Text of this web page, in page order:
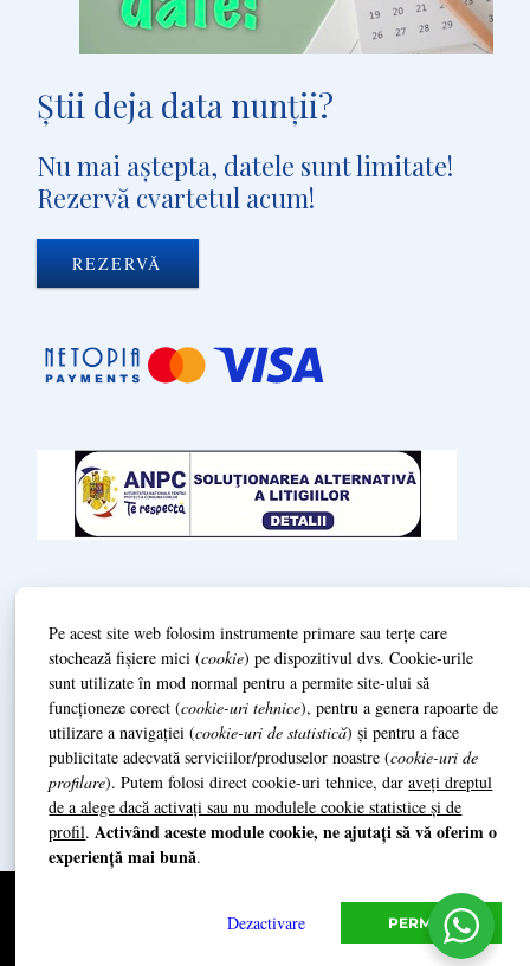
Ştii deja data nunţii?
Nu mai aştepta, datele sunt limitate!
Rezervă cvartetul acum!
REZERVĂ
Politică de Confidenționalitate (GDPR)
ivrare și prestarea serviciilor
Date de identificare / Impressum
Politica de Anulare și Despăgubiri
Grazioso Music SRL (+4)0740.014.939
Pe acest site web folosim instrumente primare sau terțe care
stochează fișiere mici (cookie) pe dispozitivul dvs. Cookie-urile
sunt utilizate în mod normal pentru a permite site-ului să
funcționeze corect (cookie-uri tehnice), pentru a genera rapoarte de
utilizare a navigației (cookie-uri de statistică) și pentru a face
publicitate adecvată serviciilor/produselor noastre (cookie-uri de
profilare). Putem folosi direct cookie-uri tehnice, daraveți dreptul
de a alege dacă activați sau nu modulele cookie statistice și de
profil.Activând aceste module cookie, ne ajutați să vă oferim o
experiență mai bună.
PERMITE
Dezactivare